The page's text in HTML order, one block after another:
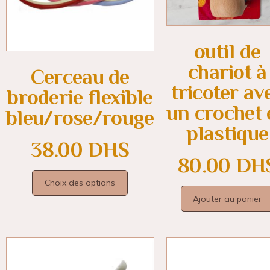
Cerceau de
broderie flexible
bleu/rose/rouge
38.00 DHS
Choix des options
outil de
chariot à
tricoter
un crochet
plastique
80.00
Ajouter au panier